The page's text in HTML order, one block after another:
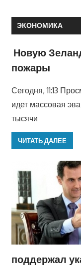
ЭКОНОМИКА
Новую
пожары
Сегодня, 11:13
идет массовая
тысячи
ЧИТАТЬ ДАЛЕЕ
поддержал